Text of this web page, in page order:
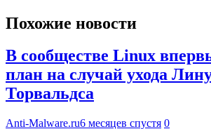
Похожие новости
В сообществе Linux
план на случай ухода
Торвальдса
Anti-Malware.ru6 месяцев спустя 0